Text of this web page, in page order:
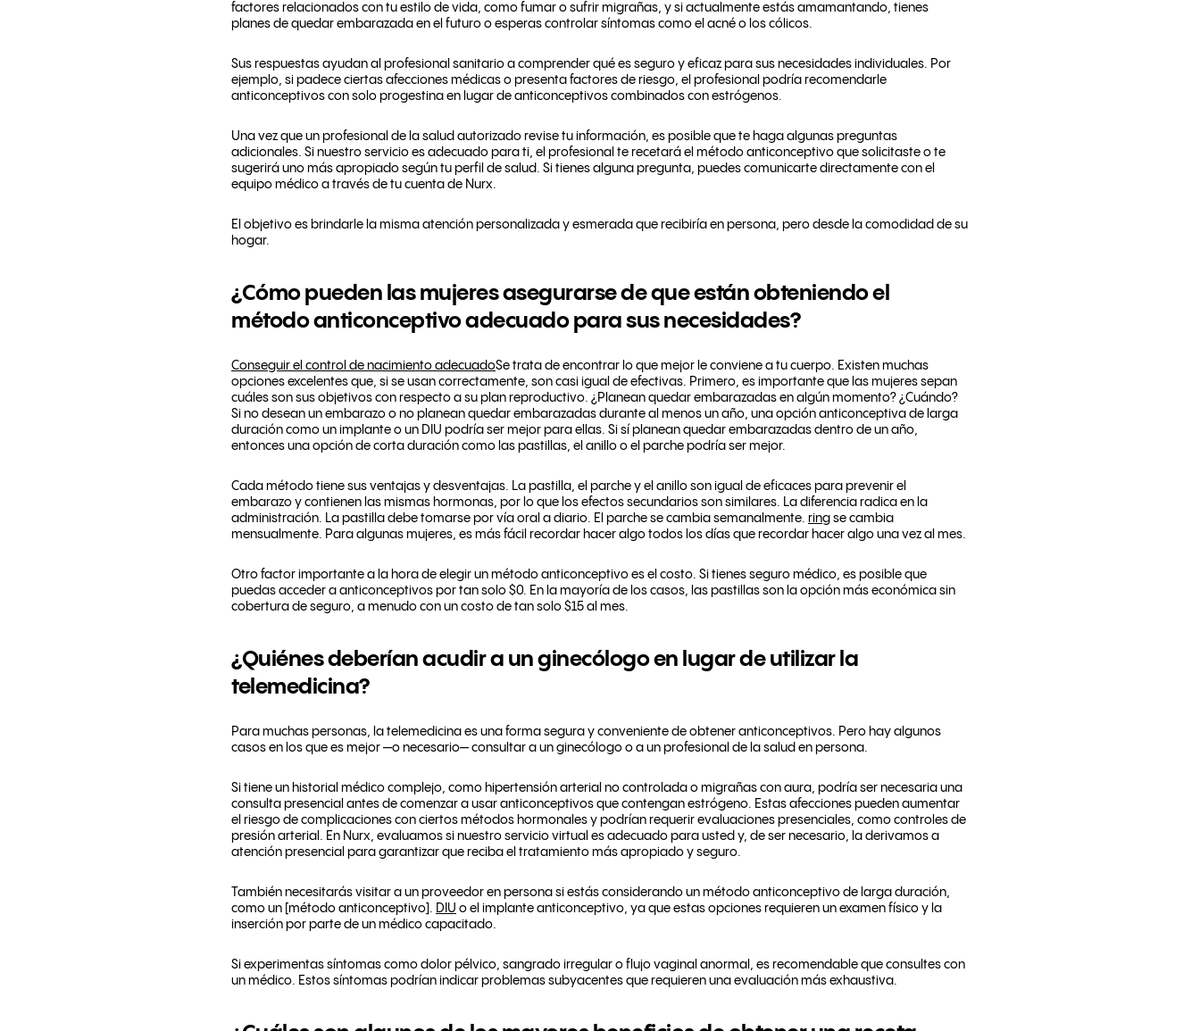
factores relacionados con tu estilo de vida, como fumar o sufrir migrañas, y si actualmente estás amamantando, tienes
planes de quedar embarazada en el futuro o esperas controlar síntomas como el acné o los cólicos.
Sus respuestas ayudan al profesional sanitario a comprender qué es seguro y eficaz para sus necesidades individuales. Por
ejemplo, si padece ciertas afecciones médicas o presenta factores de riesgo, el profesional podría recomendarle
anticonceptivos con solo progestina en lugar de anticonceptivos combinados con estrógenos.
Una vez que un profesional de la salud autorizado revise tu información, es posible que te haga algunas preguntas
adicionales. Si nuestro servicio es adecuado para ti, el profesional te recetará el método anticonceptivo que solicitaste o te
sugerirá uno más apropiado según tu perfil de salud. Si tienes alguna pregunta, puedes comunicarte directamente con el
equipo médico a través de tu cuenta de Nurx.
El objetivo es brindarle la misma atención personalizada y esmerada que recibiría en persona, pero desde la comodidad de su
hogar.
¿Cómo pueden las mujeres asegurarse de que están obteniendo el
método anticonceptivo adecuado para sus necesidades?
Conseguir el control de nacimiento adecuadoSe trata de encontrar lo que mejor le conviene a tu cuerpo. Existen muchas
opciones excelentes que, si se usan correctamente, son casi igual de efectivas. Primero, es importante que las mujeres sepan
cuáles son sus objetivos con respecto a su plan reproductivo. ¿Planean quedar embarazadas en algún momento? ¿Cuándo?
Si no desean un embarazo o no planean quedar embarazadas durante al menos un año, una opción anticonceptiva de larga
duración como un implante o un DIU podría ser mejor para ellas. Si sí planean quedar embarazadas dentro de un año,
entonces una opción de corta duración como las pastillas, el anillo o el parche podría ser mejor.
Cada método tiene sus ventajas y desventajas. La pastilla, el parche y el anillo son igual de eficaces para prevenir el
embarazo y contienen las mismas hormonas, por lo que los efectos secundarios son similares. La diferencia radica en la
administración. La pastilla debe tomarse por vía oral a diario. El parche se cambia semanalmente. ring se cambia
mensualmente. Para algunas mujeres, es más fácil recordar hacer algo todos los días que recordar hacer algo una vez al mes.
Otro factor importante a la hora de elegir un método anticonceptivo es el costo. Si tienes seguro médico, es posible que
puedas acceder a anticonceptivos por tan solo $0. En la mayoría de los casos, las pastillas son la opción más económica sin
cobertura de seguro, a menudo con un costo de tan solo $15 al mes.
¿Quiénes deberían acudir a un ginecólogo en lugar de utilizar la
telemedicina?
Para muchas personas, la telemedicina es una forma segura y conveniente de obtener anticonceptivos. Pero hay algunos
casos en los que es mejor —o necesario— consultar a un ginecólogo o a un profesional de la salud en persona.
Si tiene un historial médico complejo, como hipertensión arterial no controlada o migrañas con aura, podría ser necesaria una
consulta presencial antes de comenzar a usar anticonceptivos que contengan estrógeno. Estas afecciones pueden aumentar
el riesgo de complicaciones con ciertos métodos hormonales y podrían requerir evaluaciones presenciales, como controles de
presión arterial. En Nurx, evaluamos si nuestro servicio virtual es adecuado para usted y, de ser necesario, la derivamos a
atención presencial para garantizar que reciba el tratamiento más apropiado y seguro.
También necesitarás visitar a un proveedor en persona si estás considerando un método anticonceptivo de larga duración,
como un [método anticonceptivo]. DIU o el implante anticonceptivo, ya que estas opciones requieren un examen físico y la
inserción por parte de un médico capacitado.
Si experimentas síntomas como dolor pélvico, sangrado irregular o flujo vaginal anormal, es recomendable que consultes con
un médico. Estos síntomas podrían indicar problemas subyacentes que requieren una evaluación más exhaustiva.